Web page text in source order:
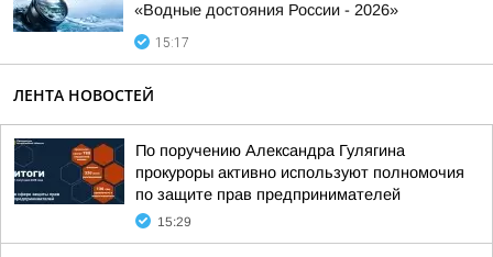
«Водные достояния России - 2026»
15:17
ЛЕНТА НОВОСТЕЙ
По поручению Александра Гулягина
прокуроры активно используют полномочия
по защите прав предпринимателей
15:29